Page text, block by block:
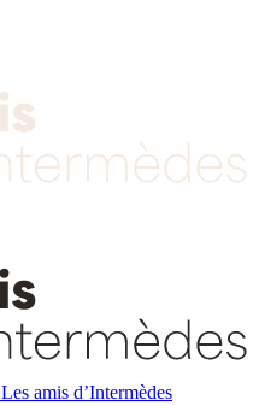
Les amis d’Intermèdes